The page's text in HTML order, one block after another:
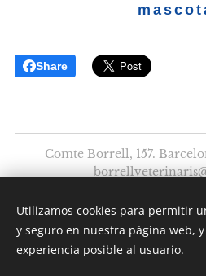
Share
Comte Borrell, 157.
©2025 Borrell Clínica
Cookies
Utilizamos cookies para permitir
y seguro en nuestra página web,
experiencia posible al usuario.